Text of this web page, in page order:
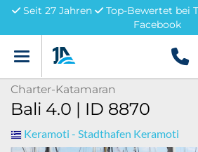
Seit 27 Jahren
Top-Bewertet bei
Facebook
Menü
Charter-Katamaran
Bali 4.0 | ID 8870
Keramoti - Stadthafen Keramoti